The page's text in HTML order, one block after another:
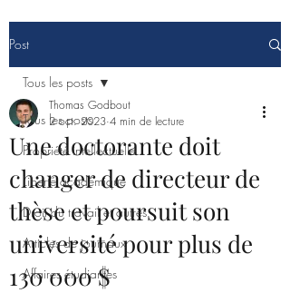
Post
Tous les posts
Propriété intellectuelle
Liberté académique
Droit du travail et autres
Articles de journaux
Affaires étudiantes
Tous les posts
Une doctorante doit
changer de directeur de
thèse et poursuit son
université pour plus de
130 000 $
Thomas Godbout
2 oct. 2023 4 min de lecture